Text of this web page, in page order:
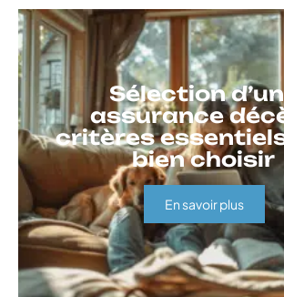
Sélection
assurance
critères
bien choisir
En savoir plus